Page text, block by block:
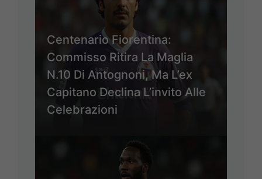
Centenario Fiorentina:
Commisso Ritira La Maglia
N.10 Di Antognoni, Ma L’ex
Capitano Declina L’invito Alle
Celebrazioni